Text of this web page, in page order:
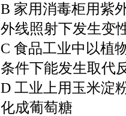
B 家用消毒柜用紫
外线照射下发生变
C 食品工业中以植
条件下能发生取代
D 工业上用玉米淀
化成葡萄糖